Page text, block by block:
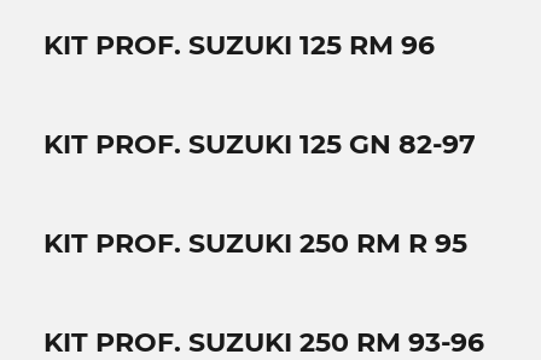
KIT PROF. SUZUKI 125 RM 96
KIT PROF. SUZUKI 125 GN 82-97
KIT PROF. SUZUKI 250 RM R 95
KIT PROF. SUZUKI 250 RM 93-96